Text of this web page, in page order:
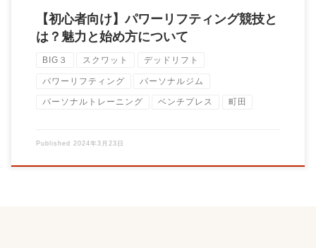
【初心者向け】パワーリフティング競技と
は？魅力と始め方について
BIG３ スクワット デッドリフト
パワーリフティング パーソナルジム
パーソナルトレーニング ベンチプレス 町田
Published 2024年3月23日